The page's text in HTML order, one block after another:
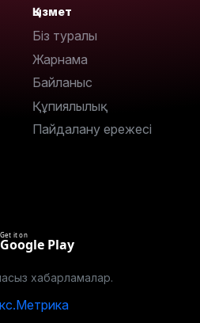
Қызмет
Біз туралы
Жарнама
Байланыс
Құпиялылық
Пайдалану ережесі
Get it on
Google Play
хабарламалар.